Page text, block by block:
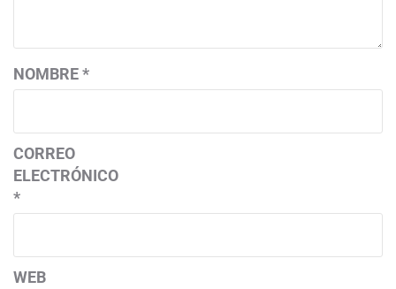
NOMBRE*
CORREO
ELECTRÓNICO
*
WEB